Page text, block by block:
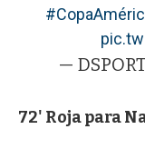
—
72' Roja para